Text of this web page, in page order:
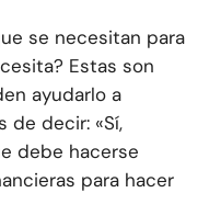
se necesitan para
Estas son
ayudarlo a
de decir: «Sí,
debe hacerse
para hacer